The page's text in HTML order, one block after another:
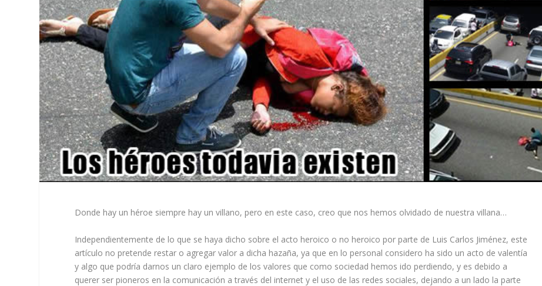
Donde hay un héroe siempre hay un villano, pero en este caso, creo que nos hemos olvidado de nuestra villana…
Independientemente de lo que se haya dicho sobre el acto heroico o no heroico por parte de Luis Carlos Jiménez, este
artículo no pretende restar o agregar valor a dicha hazaña, ya que en lo personal considero ha sido un acto de valentía
y algo que podría darnos un claro ejemplo de los valores que como sociedad hemos ido perdiendo, y es debido a
querer ser pioneros en la comunicación a través del internet y el uso de las redes sociales, dejando a un lado la parte